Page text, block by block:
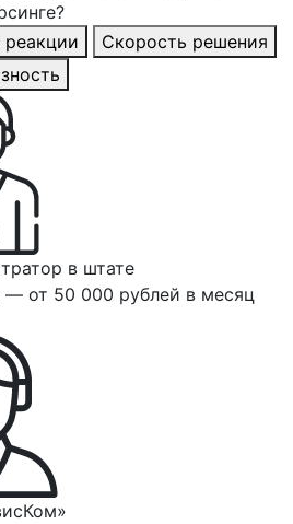
Скорость решения
в штате
— от 50 000 рублей в месяц